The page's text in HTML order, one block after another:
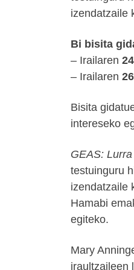
izendatzaile
Bi bisita
– Irailaren
– Irailaren
Bisita
intereseko
GEAS:
testuinguru
izendatzaile
Hamabi
egiteko.
Mary
iraultzaileen